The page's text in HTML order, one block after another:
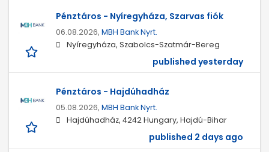
Pénztáros - Nyíregyháza, Szarvas fiók
06.08.2026, MBH Bank Nyrt.
Nyíregyháza, Szabolcs-Szatmár-Bereg
published yesterday
Pénztáros - Hajdúhadház
05.08.2026, MBH Bank Nyrt.
Hajdúhadház, 4242 Hungary, Hajdú-Bihar
published 2 days ago